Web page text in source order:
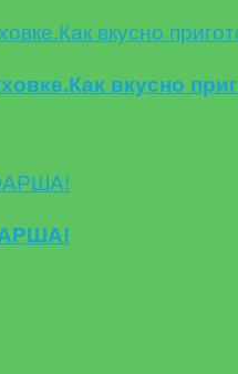
вкусно